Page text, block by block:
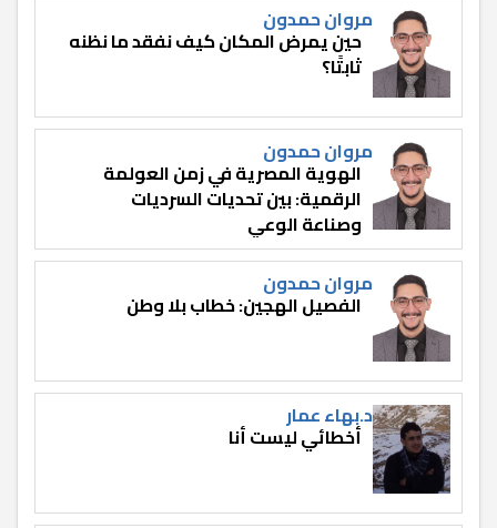
مروان حمدون
حين يمرض المكان كيف نفقد ما نظنه
ثابتًا؟
مروان حمدون
الهوية المصرية في زمن العولمة
الرقمية: بين تحديات السرديات
وصناعة الوعي
مروان حمدون
الفصيل الهجين: خطاب بلا وطن
د.بهاء عمار
أخطائي ليست أنا